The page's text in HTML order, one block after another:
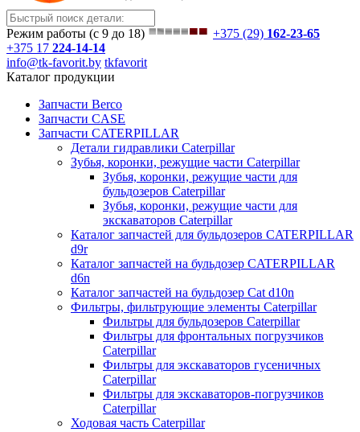
Режим работы (с 9 до 18) +375 (29) 162-23-65
+375 17 224-14-14
info@tk-favorit.by tkfavorit
Каталог продукции
Запчасти Berco
Запчасти CASE
Запчасти CATERPILLAR
Детали гидравлики Caterpillar
Зубья, коронки, режущие части Caterpillar
Зубья, коронки, режущие части для
бульдозеров Caterpillar
Зубья, коронки, режущие части для
экскаваторов Caterpillar
Каталог запчастей для бульдозеров CATERPILLAR
d9r
Каталог запчастей на бульдозер CATERPILLAR
d6n
Каталог запчастей на бульдозер Сat d10n
Фильтры, фильтрующие элементы Caterpillar
Фильтры для бульдозеров Caterpillar
Фильтры для фронтальных погрузчиков
Caterpillar
Фильтры для экскаваторов гусеничных
Caterpillar
Фильтры для экскаваторов-погрузчиков
Caterpillar
Ходовая часть Caterpillar